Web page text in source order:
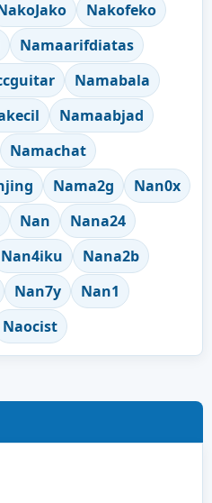
Nakofeko
Namaarifdiatas
Namabala
Namaabjad
Namachat
Nama2g
Nan0x
Nan
Nana24
Nan4iku
Nana2b
Nan7y
Nan1
Naocist